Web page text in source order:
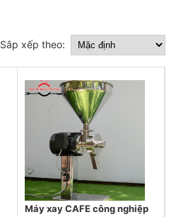
Sắp xếp theo:
Máy xay CAFE công nghiệp